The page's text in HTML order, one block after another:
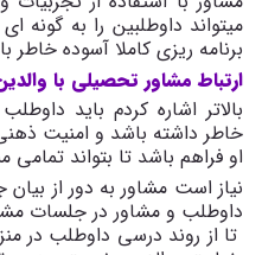
میتواند داوطلبین را به گونه
برنامه ریزی کاملا آسوده خاطر
ارتباط مشاور تحصیلی با
بالاتر اشاره کردم باید
خاطر داشته باشد و امنیت
او فراهم باشد تا بتواند تمامی
نیاز است مشاور به دور از
داوطلب و مشاور در جلسات
تا از روند درسی داوطلب در